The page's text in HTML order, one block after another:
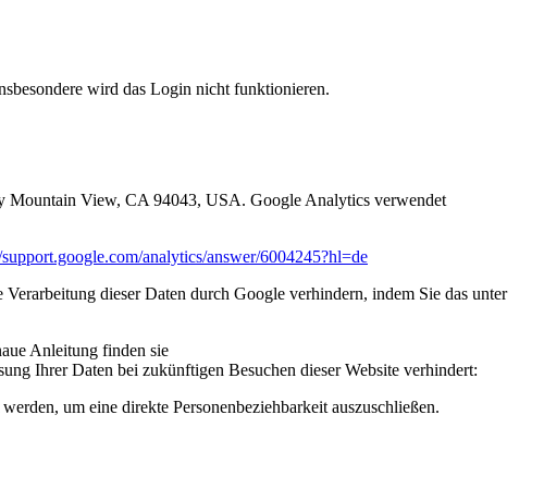
wird das Login nicht funktionieren.
Mountain View, CA 94043, USA. Google Analytics verwendet
analytics/answer/6004245?hl=de
dieser Daten durch Google verhindern, indem Sie das unter
Anleitung finden sie
Ihrer Daten bei zukünftigen Besuchen dieser Website verhindert:
um eine direkte Personenbeziehbarkeit auszuschließen.